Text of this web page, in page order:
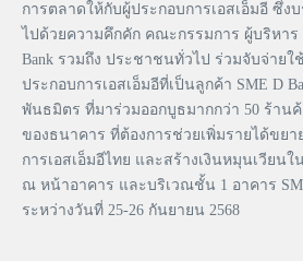
การตลาดให้กับผู้ประกอบการเอสเอ็มอี ซึ่ง
ไปด้วยความคึกคัก คณะกรรมการ ผู้บริหาร
Bank รวมถึง ประชาชนทั่วไป ร่วมจับจ่าย
ประกอบการเอสเอ็มอีที่เป็นลูกค้า SME D
พันธมิตร ที่มาร่วมออกบูธมากกว่า 50 ร้าน
ของธนาคาร ที่ต้องการช่วยเพิ่มรายได้ขย
การเอสเอ็มอีไทย และสร้างเงินหมุนเวียน
ณ หน้าอาคาร และบริเวณชั้น 1 อาคาร
ระหว่างวันที่ 25-26 กันยายน 2568